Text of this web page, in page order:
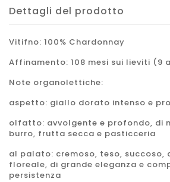
Dettagli del prodotto
Vitifno: 100% Chardonnay
Affinamento: 108 mesi sui lieviti (9
Note organolettiche:
aspetto: giallo dorato intenso e
olfatto: avvolgente e profondo, di
burro, frutta secca e pasticceria
al palato: cremoso, teso, succoso,
floreale, di grande eleganza e
persistenza